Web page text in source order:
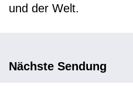
und der Welt.
Nächste Sendung